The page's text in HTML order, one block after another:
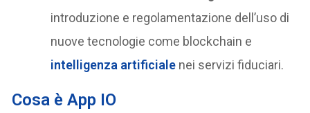
introduzione e regolamentazione dell’uso di
nuove tecnologie come blockchain e
intelligenza artificiale nei servizi fiduciari.
Cosa è App IO